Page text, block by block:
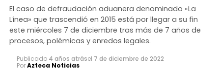
El caso de defraudación aduanera denominado «La
Línea» que trascendió en 2015 está por llegar a su fin
este miércoles 7 de diciembre tras más de 7 años de
procesos, polémicas y enredos legales.
Publicado 4 años atrásel 7 de diciembre de 2022
PorAzteca Noticias